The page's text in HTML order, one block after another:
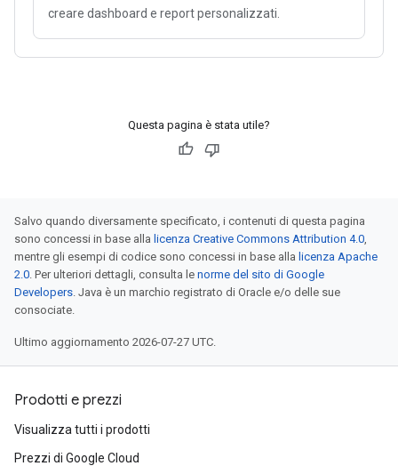
creare dashboard e report personalizzati.
Questa pagina è stata utile?
Salvo quando diversamente specificato, i contenuti di questa pagina
sono concessi in base alla licenza Creative Commons Attribution 4.0,
mentre gli esempi di codice sono concessi in base alla licenza Apache
2.0. Per ulteriori dettagli, consulta le norme del sito di Google
Developers. Java è un marchio registrato di Oracle e/o delle sue
consociate.
Ultimo aggiornamento 2026-07-27 UTC.
Prodotti e prezzi
Visualizza tutti i prodotti
Prezzi di Google Cloud